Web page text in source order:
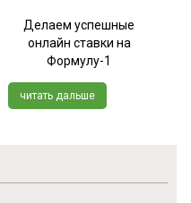
Делаем успешные
онлайн ставки на
Формулу-1
читать дальше